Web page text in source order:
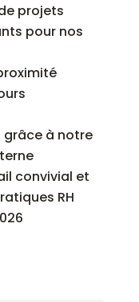
projets
pour nos
à notre
convivial et
RH